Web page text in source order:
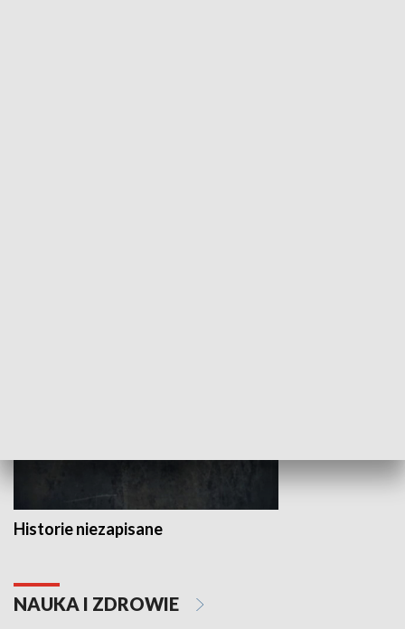
Historie niezapisane
NAUKA I ZDROWIE